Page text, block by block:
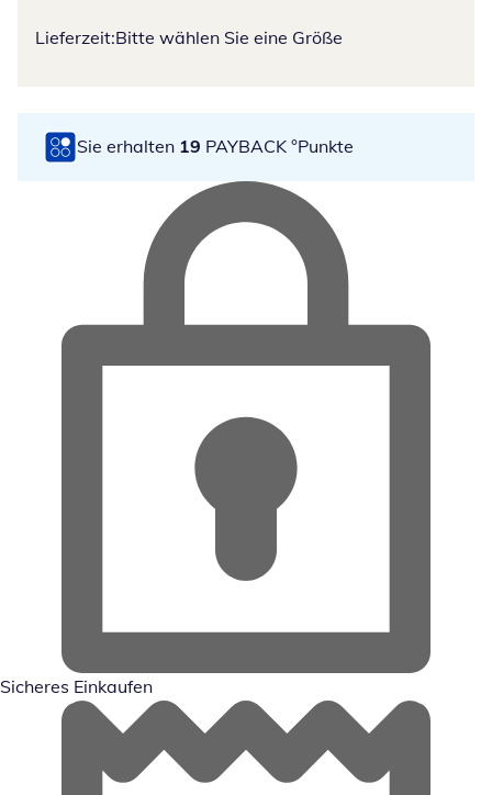
Lieferzeit:Bitte wählen Sie eine Größe
Sie erhalten 19 PAYBACK °Punkte
Sicheres Einkaufen